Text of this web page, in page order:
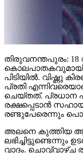
തിരുവനന്തപുരം:
കൊലപാതകവുമായി
പിടിയില്‍. വിഷ്ണു
പ്രതി
ചെയ്തത്. പ്രധാന
രക്ഷപ്പെടാന്‍
രണ്ടുപേരെന്നും
അലനെ കുത്തിയ
ലഭിച്ചിട്ടുണ്ടെന്നും
വാദം. ചൊവ്വാഴ്ച